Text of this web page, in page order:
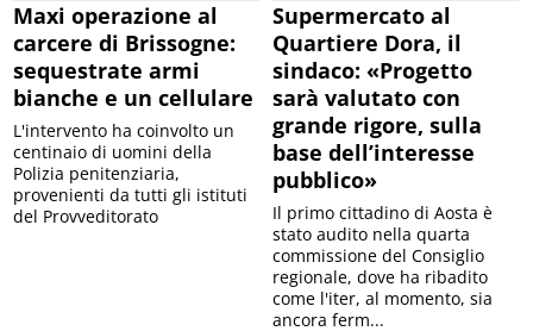
Maxi operazione al
carcere di Brissogne:
sequestrate armi
bianche e un cellulare
L'intervento ha coinvolto un
centinaio di uomini della
Polizia penitenziaria,
provenienti da tutti gli istituti
del Provveditorato
Supermercato al
Quartiere Dora, il
sindaco: «Progetto
sarà valutato con
grande rigore, sulla
base dell’interesse
pubblico»
Il primo cittadino di Aosta è
stato audito nella quarta
commissione del Consiglio
regionale, dove ha ribadito
come l'iter, al momento, sia
ancora ferm...